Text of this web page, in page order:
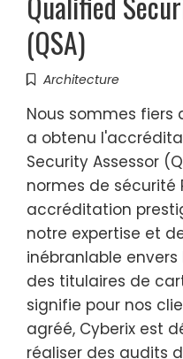
(QSA)
Architecture
Nous sommes fiers
a obtenu
Security Assessor
normes de sécurité
accréditation
notre expertise et
inébranlable
des titulaires de
signifie pour nos
agréé, Cyberix est
réaliser des audits